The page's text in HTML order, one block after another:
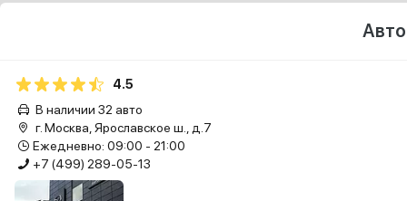
4.5
В наличии 32 авто
г. Москва, Ярославское ш., д.7
Ежедневно: 09:00 - 21:00
+7 (499) 289-05-13